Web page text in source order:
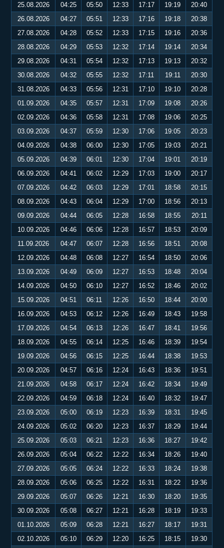
25.08.2026
04:25 05:50 12:33 17:17 19:19
20:40
26.08.2026
04:27 05:51 12:33 17:16 19:18
20:38
27.08.2026
04:28 05:52 12:33 17:15 19:16
20:36
28.08.2026
04:29 05:53 12:32 17:14 19:14
20:34
29.08.2026
04:31 05:54 12:32 17:13 19:13
20:32
30.08.2026
04:32 05:55 12:32 17:11 19:11
20:30
31.08.2026
04:33 05:56 12:31 17:10 19:10
20:28
01.09.2026
04:35 05:57 12:31 17:09 19:08
20:26
02.09.2026
04:36 05:58 12:31 17:08 19:06
20:25
03.09.2026
04:37 05:59 12:30 17:06 19:05
20:23
04.09.2026
04:38 06:00 12:30 17:05 19:03
20:21
05.09.2026
04:39 06:01 12:30 17:04 19:01
20:19
06.09.2026
04:41 06:02 12:29 17:03 19:00
20:17
07.09.2026
04:42 06:03 12:29 17:01 18:58
20:15
08.09.2026
04:43 06:04 12:29 17:00 18:56
20:13
09.09.2026
04:44 06:05 12:28 16:58 18:55
20:11
10.09.2026
04:46 06:06 12:28 16:57 18:53
20:09
11.09.2026
04:47 06:07 12:28 16:56 18:51
20:08
12.09.2026
04:48 06:08 12:27 16:54 18:50
20:06
13.09.2026
04:49 06:09 12:27 16:53 18:48
20:04
14.09.2026
04:50 06:10 12:27 16:52 18:46
20:02
15.09.2026
04:51 06:11 12:26 16:50 18:44
20:00
16.09.2026
04:53 06:12 12:26 16:49 18:43
19:58
17.09.2026
04:54 06:13 12:26 16:47 18:41
19:56
18.09.2026
04:55 06:14 12:25 16:46 18:39
19:54
19.09.2026
04:56 06:15 12:25 16:44 18:38
19:53
20.09.2026
04:57 06:16 12:24 16:43 18:36
19:51
21.09.2026
04:58 06:17 12:24 16:42 18:34
19:49
22.09.2026
04:59 06:18 12:24 16:40 18:32
19:47
23.09.2026
05:00 06:19 12:23 16:39 18:31
19:45
24.09.2026
05:02 06:20 12:23 16:37 18:29
19:44
25.09.2026
05:03 06:21 12:23 16:36 18:27
19:42
26.09.2026
05:04 06:22 12:22 16:34 18:26
19:40
27.09.2026
05:05 06:24 12:22 16:33 18:24
19:38
28.09.2026
05:06 06:25 12:22 16:31 18:22
19:36
29.09.2026
05:07 06:26 12:21 16:30 18:20
19:35
30.09.2026
05:08 06:27 12:21 16:28 18:19
19:33
01.10.2026
05:09 06:28 12:21 16:27 18:17
19:31
02.10.2026
05:10 06:29 12:20 16:25 18:15
19:30